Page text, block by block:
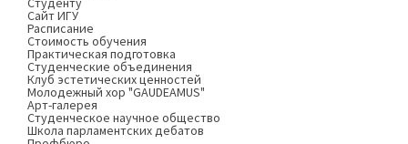
Сайт ИГУ
Расписание
Стоимость обучения
Практическая подготовка
Студенческие объединения
Клуб эстетических ценностей
Молодежный хор "GAUDEAMUS"
Арт-галерея
Студенческое научное общество
Школа парламентских дебатов